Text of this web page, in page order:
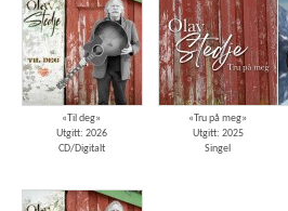
«Til deg»
Utgitt: 2026
CD/Digitalt
«Tru på meg»
Utgitt: 2025
Singel